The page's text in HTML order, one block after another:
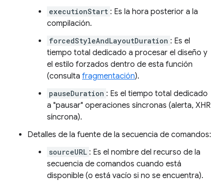
executionStart : Es la hora posterior a la
compilación.
forcedStyleAndLayoutDuration : Es el
tiempo total dedicado a procesar el diseño y
el estilo forzados dentro de esta función
(consulta fragmentación).
pauseDuration : Es el tiempo total dedicado
a "pausar" operaciones síncronas (alerta, XHR
síncrona).
Detalles de la fuente de la secuencia de comandos:
sourceURL : Es el nombre del recurso de la
secuencia de comandos cuando está
disponible (o está vacío si no se encuentra).